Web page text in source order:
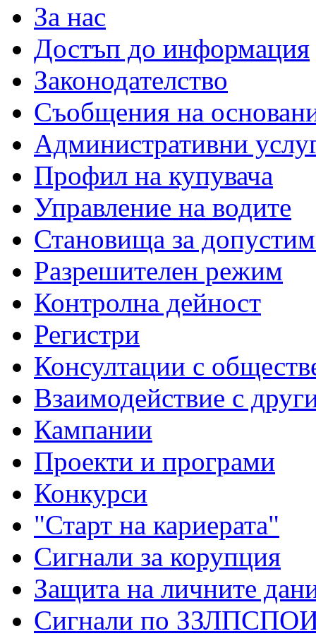
За нас
Достъп до информация
Законодателство
Съобщения на
Административни
Профил на купувача
Управление на водите
Становища за
Разрешителен режим
Контролна дейност
Регистри
Консултации с
Взаимодействие с
Кампании
Проекти и програми
Конкурси
"Старт на кариерата"
Сигнали за корупция
Защита на личните
Сигнали по